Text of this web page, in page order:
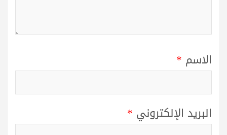
الاسم *
البريد الإلكتروني *